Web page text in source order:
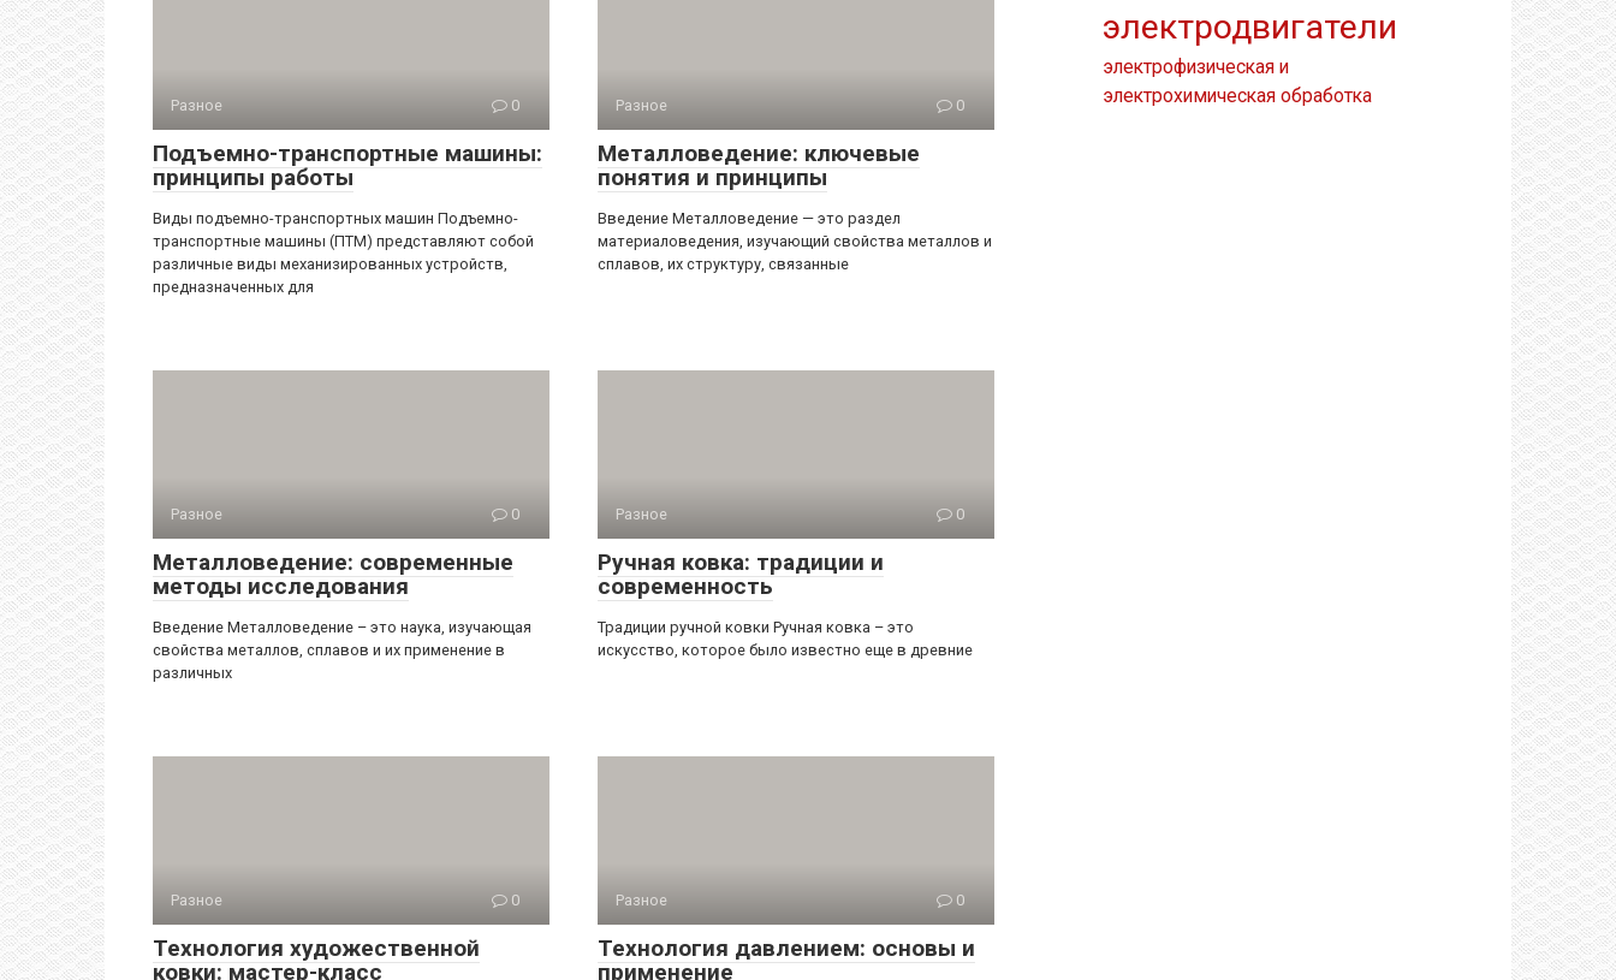
Разное 0
Подъемно-транспортные машины:
принципы работы
Виды подъемно-транспортных машин Подъемно-
транспортные машины (ПТМ) представляют собой
различные виды механизированных устройств,
предназначенных для
Разное 0
Металловедение: ключевые
понятия и принципы
Введение Металловедение — это раздел
материаловедения, изучающий свойства металлов и
сплавов, их структуру, связанные
Разное 0
Металловедение: современные
методы исследования
Введение Металловедение – это наука, изучающая
свойства металлов, сплавов и их применение в
различных
Разное 0
Ручная ковка: традиции и
современность
Традиции ручной ковки Ручная ковка – это
искусство, которое было известно еще в древние
Разное 0
Технология художественной
ковки: мастер-класс
Разное 0
Технология давлением: основы и
применение
электродвигатели
электрофизическая и
электрохимическая обработка